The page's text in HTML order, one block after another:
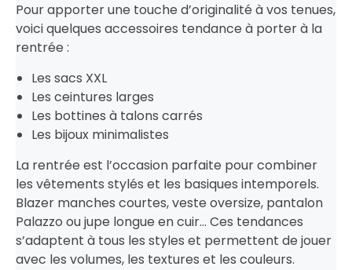
Pour apporter une touche d’originalité à vos tenues,
voici quelques accessoires tendance à porter à la
rentrée :
Les sacs XXL
Les ceintures larges
Les bottines à talons carrés
Les bijoux minimalistes
La rentrée est l’occasion parfaite pour combiner
les vêtements stylés et les basiques intemporels.
Blazer manches courtes, veste oversize, pantalon
Palazzo ou jupe longue en cuir… Ces tendances
s’adaptent à tous les styles et permettent de jouer
avec les volumes, les textures et les couleurs.